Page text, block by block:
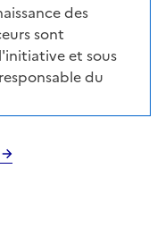
des
sont
et sous
du